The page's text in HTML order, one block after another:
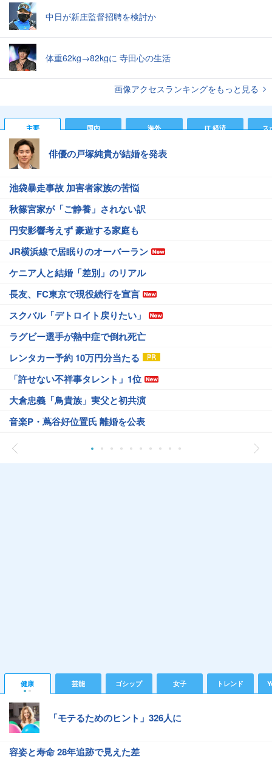
中日が新庄監督招聘を検討か
体重62kg→82kgに 寺田心の生活
画像アクセスランキングをもっと見る
主要 国内 海外 IT 経済 ス
俳優の戸塚純貴が結婚を発表
池袋暴走事故 加害者家族の苦悩
秋篠宮家が「ご静養」されない訳
円安影響考えず 豪遊する家庭も
JR横浜線で居眠りのオーバーラン
ケニア人と結婚「差別」のリアル
長友、FC東京で現役続行を宣言
スクバル「デトロイト戻りたい」
ラグビー選手が熱中症で倒れ死亡
レンタカー予約 10万円分当たる
「許せない不祥事タレント」1位
大倉忠義「鳥貴族」実父と初共演
音楽P・蔦谷好位置氏 離婚を公表
健康 芸能 ゴシップ 女子 トレンド
「モテるためのヒント」326人に
容姿と寿命 28年追跡で見えた差